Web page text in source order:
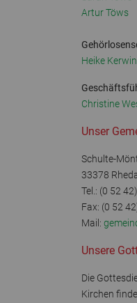
Artur Töws
Heike Kerwin
Christine
Unser
Schulte-
33378
Tel.: (0 52
Fax: (0 52
Mail:
Unsere
Die
Kirchen